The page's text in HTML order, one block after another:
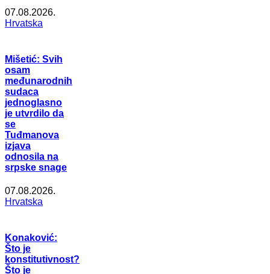
07.08.2026.
Hrvatska
Mišetić: Svih
osam
međunarodnih
sudaca
jednoglasno
je utvrdilo da
se
Tuđmanova
izjava
odnosila na
srpske snage
07.08.2026.
Hrvatska
Konaković:
Što je
konstitutivnost?
Što je